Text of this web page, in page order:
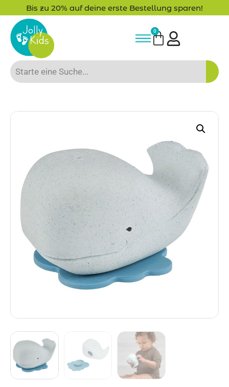
Bis zu 20% auf deine erste Bestellung sparen!
0